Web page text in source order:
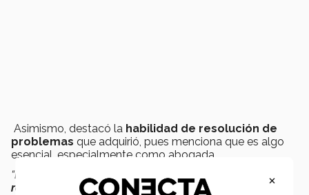
Asimismo, destacó la habilidad de resolución de
problemas que adquirió, pues menciona que es algo
esencial, especialmente como abogada.
“El Tec te da las herramientas de ser una persona que
resuelve problemas; Cuando te enfrentas en el mundo
×